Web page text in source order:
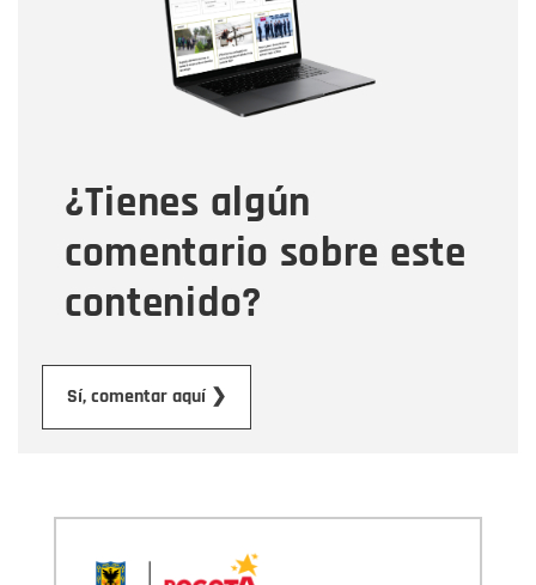
¿Tienes algún
comentario sobre este
contenido?
Sí, comentar aquí ❯
Correo electrónico
Tipo de comentario
Mensaje